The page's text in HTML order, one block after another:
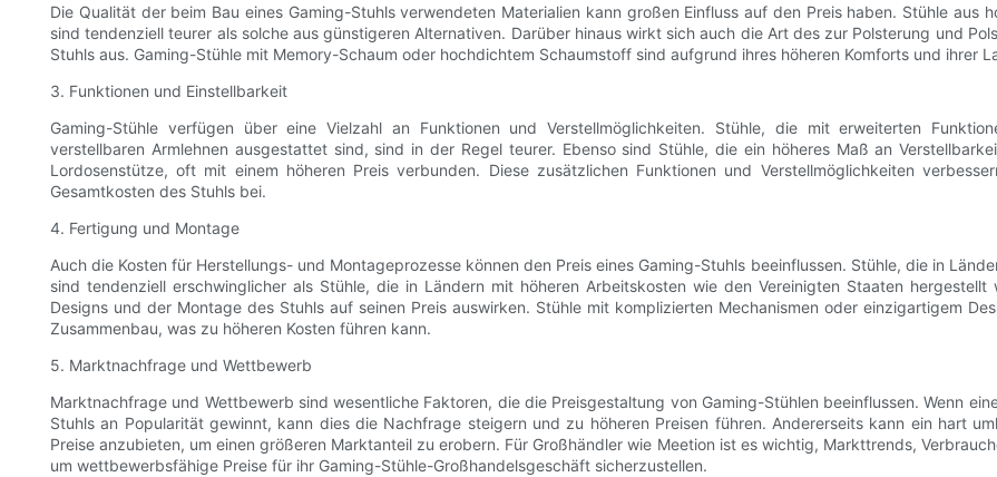
Die Qualität der beim Bau eines Gaming-Stuhls verwendeten Materialien kann großen Einfluss auf den Preis haben. Stühle
sind tendenziell teurer als solche aus günstigeren Alternativen. Darüber hinaus wirkt sich auch die Art des zur Polsterung und
Stuhls aus. Gaming-Stühle mit Memory-Schaum oder hochdichtem Schaumstoff sind aufgrund ihres höheren Komforts und ihrer
3. Funktionen und Einstellbarkeit
Gaming-Stühle verfügen über eine Vielzahl an Funktionen und Verstellmöglichkeiten. Stühle, die mit erweiterten
verstellbaren Armlehnen ausgestattet sind, sind in der Regel teurer. Ebenso sind Stühle, die ein höheres Maß an
Lordosenstütze, oft mit einem höheren Preis verbunden. Diese zusätzlichen Funktionen und Verstellmöglichkeiten
Gesamtkosten des Stuhls bei.
4. Fertigung und Montage
Auch die Kosten für Herstellungs- und Montageprozesse können den Preis eines Gaming-Stuhls beeinflussen. Stühle, die in
sind tendenziell erschwinglicher als Stühle, die in Ländern mit höheren Arbeitskosten wie den Vereinigten Staaten
Designs und der Montage des Stuhls auf seinen Preis auswirken. Stühle mit komplizierten Mechanismen oder einzigartigem
Zusammenbau, was zu höheren Kosten führen kann.
5. Marktnachfrage und Wettbewerb
Marktnachfrage und Wettbewerb sind wesentliche Faktoren, die die Preisgestaltung von Gaming-Stühlen beeinflussen. Wenn
Stuhls an Popularität gewinnt, kann dies die Nachfrage steigern und zu höheren Preisen führen. Andererseits kann ein hart
Preise anzubieten, um einen größeren Marktanteil zu erobern. Für Großhändler wie Meetion ist es wichtig, Markttrends,
um wettbewerbsfähige Preise für ihr Gaming-Stühle-Großhandelsgeschäft sicherzustellen.